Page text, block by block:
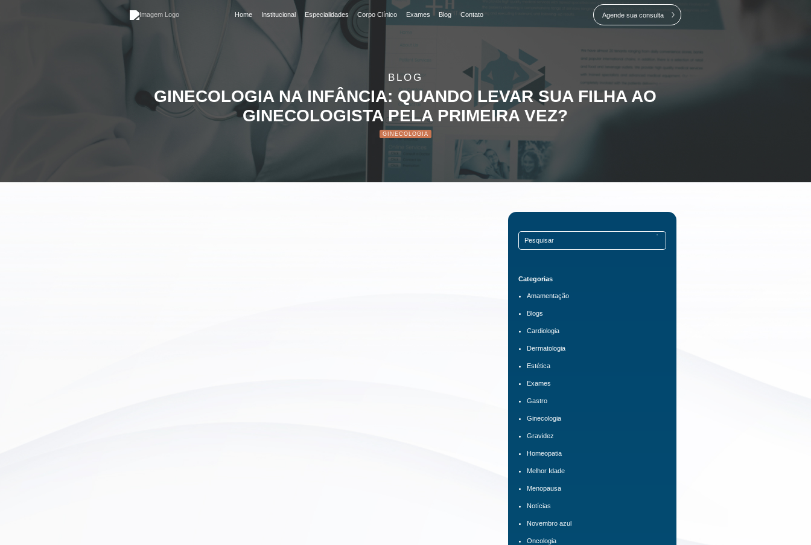
Home Institucional Especialidades Corpo Clínico Exames Blog Contato Agende sua consulta
Ginecologia na infância: quando levar sua filha ao ginecologista pela primeira
BLOG
GINECOLOGIA NA INFÂNCIA: QUANDO LEVAR SUA FILHA AO
GINECOLOGISTA PELA PRIMEIRA VEZ?
GINECOLOGIA
Search
Categorias
Amamentação
Blogs
Cardiologia
Dermatologia
Estética
Exames
Gastro
Ginecologia
Gravidez
Homeopatia
Melhor Idade
Menopausa
Notícias
Novembro azul
Oncologia